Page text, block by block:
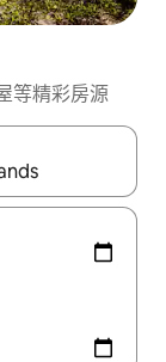
等精彩房源
輕點、滑動裝置。